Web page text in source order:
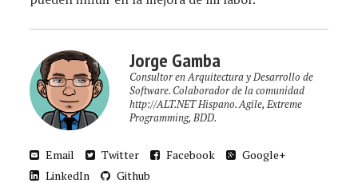
Jorge Gamba
Consultor en Arquitectura y Desarrollo de
Software. Colaborador de la comunidad
http://ALT.NET Hispano. Agile, Extreme
Programming, BDD.
Email Twitter Facebook
Google+
LinkedIn
Github